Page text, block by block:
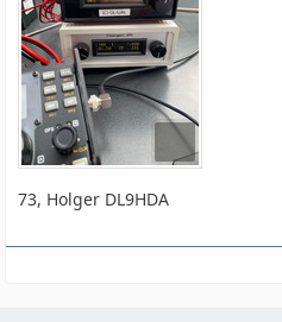
73, Holger DL9HDA